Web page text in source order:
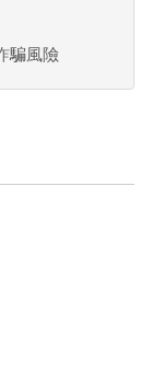
騙風險